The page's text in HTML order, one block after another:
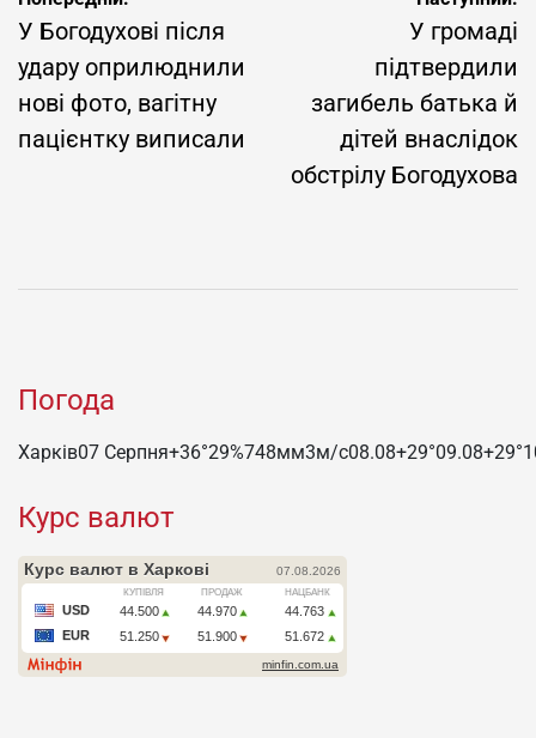
записів
У Богодухові після
удару оприлюднили
нові фото, вагітну
пацієнтку виписали
У громаді
підтвердили
загибель батька й
дітей внаслідок
обстрілу Богодухова
Погода
Харків07 Серпня+36°29%748мм3м/c08.08+29°09.08+29°
Курс валют